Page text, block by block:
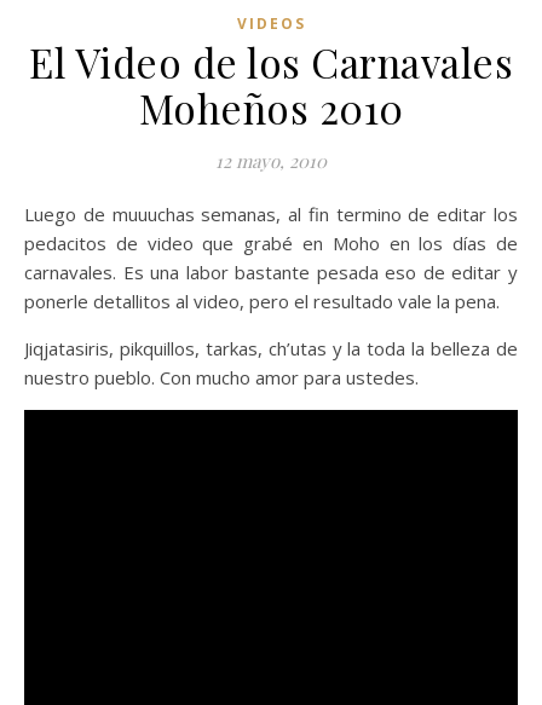
VIDEOS
El Video de los Carnavales
Moheños 2010
12 mayo, 2010
Luego de muuuchas semanas, al fin termino de editar los
pedacitos de video que grabé en Moho en los días de
carnavales. Es una labor bastante pesada eso de editar y
ponerle detallitos al video, pero el resultado vale la pena.
Jiqjatasiris, pikquillos, tarkas, ch’utas y la toda la belleza de
nuestro pueblo. Con mucho amor para ustedes.